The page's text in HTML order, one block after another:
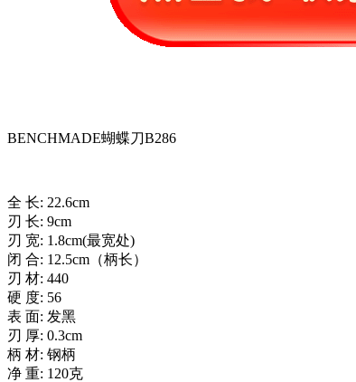
BENCHMADE蝴蝶刀B286
全 长: 22.6cm
刃 长: 9cm
刃 宽: 1.8cm(最宽处)
闭 合: 12.5cm（柄长）
刃 材: 440
硬 度: 56
表 面: 发黑
刃 厚: 0.3cm
柄 材: 钢柄
净 重: 120克